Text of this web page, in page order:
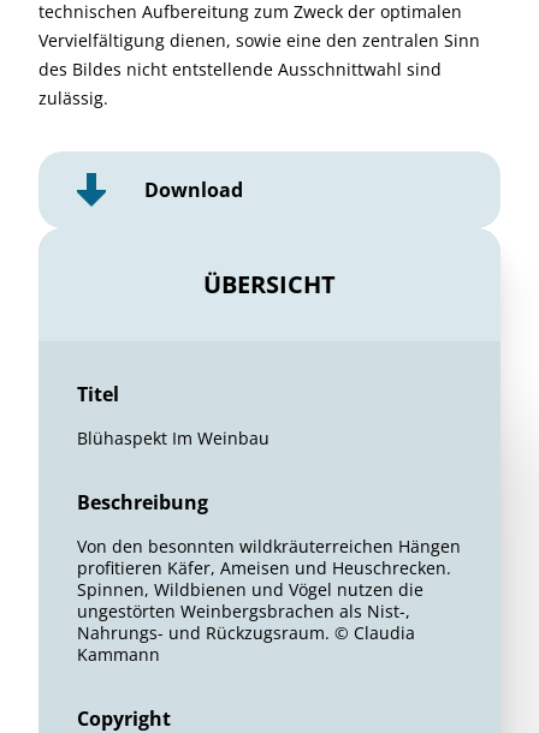
technischen Aufbereitung zum Zweck der optimalen
Vervielfältigung dienen, sowie eine den zentralen Sinn
des Bildes nicht entstellende Ausschnittwahl sind
zulässig.
Download
ÜBERSICHT
Titel
Blühaspekt Im Weinbau
Beschreibung
Von den besonnten wildkräuterreichen Hängen
profitieren Käfer, Ameisen und Heuschrecken.
Spinnen, Wildbienen und Vögel nutzen die
ungestörten Weinbergsbrachen als Nist-,
Nahrungs- und Rückzugsraum. © Claudia
Kammann
Copyright